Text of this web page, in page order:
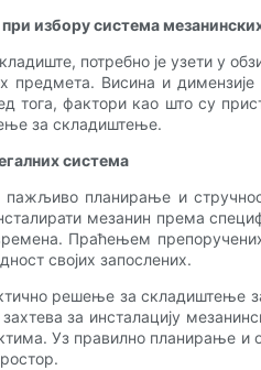
избору система
потребно је узети у
Висина и
тога, фактори као што су
за складиштење.
система
планирање и
мезанин према
Праћењем
својих запослених.
решење за складиштење
за инсталацију
Уз правилно планирање